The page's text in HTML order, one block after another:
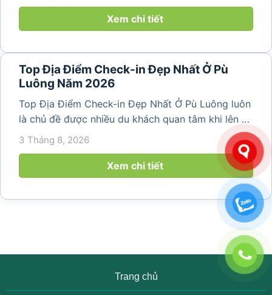
thiên nhiên trong lành,...Xem chi tiết
Top Địa Điểm Check-in Đẹp Nhất Ở Pù
Luông Năm 2026
Top Địa Điểm Check-in Đẹp Nhất Ở Pù Luông luôn
là chủ đề được nhiều du khách quan tâm khi lên kế
hoạch khám phá vùng đất thiên nhiên nổi tiếng
của Thanh Hóa. Với ruộng bậc thang trải dài, bản
làng yên bình, thác...
3 Tháng 8, 2026
Xem chi tiết
Trang chủ